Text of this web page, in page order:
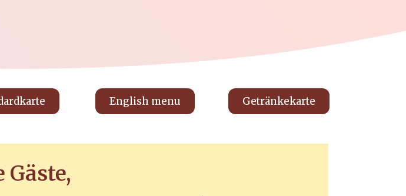
English menu Getränkekarte
Gäste,